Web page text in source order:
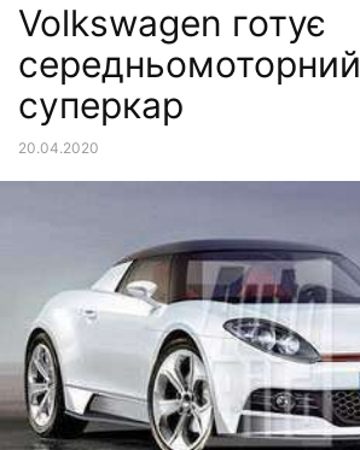
Volkswagen готує
середньомоторний
суперкар
20.04.2020